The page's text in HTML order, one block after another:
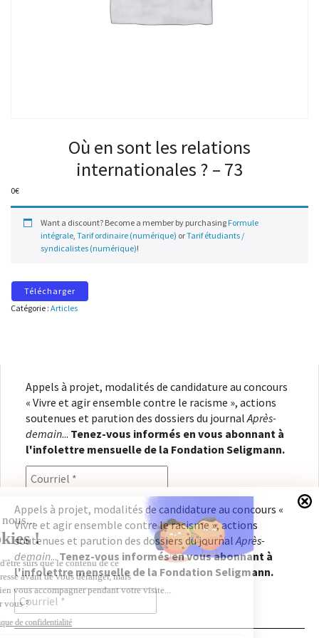
Où en sont les relations
internationales ? – 73
0€
Want a discount? Become a member by purchasing Formule
intégrale, Tarif ordinaire (numérique) orTarif étudiants /
syndicalistes (numérique)!
Télécharger
Catégorie : Articles
Appels à projet, modalités de candidature au concours
« Vivre et agir ensemble contre le racisme », actions
soutenues et parution des dossiers du journal Après-
demain... Tenez-vous informés en vous abonnant à
l'infolettre mensuelle de la Fondation Seligmann.
En renseignant votre adresse électronique, vous
consentez à recevoir l'infolettre de la Fondation
Seligmann, conformément à notrepolitique de
confidentialité. Il vous sera possible de vous
désabonner à tout moment.
Appels à projet, modalités de candidature au concours «
Vivre et agir ensemble contre le racisme », actions
soutenues et parution des dossiers du journalAprès-
demain...Tenez-vous informés en vous abonnant à
l'infolettre mensuelle de la Fondation Seligmann.